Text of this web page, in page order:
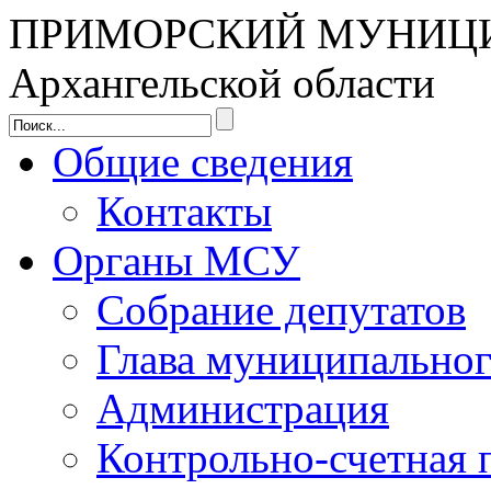
ПРИМОРСКИЙ
Архангельской области
Общие сведения
Контакты
Органы МСУ
Собрание депутатов
Глава
Администрация
Контрольно-счетная